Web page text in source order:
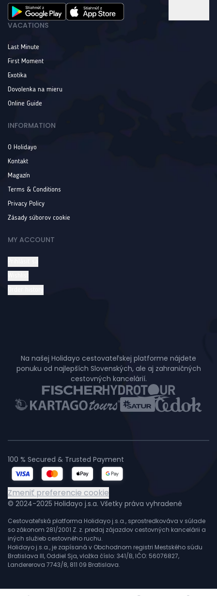
VACATIONS
Last Minute
First Moment
Exotika
Dovolenka na mieru
Online Guide
INFORMATION
O Holidayo
Kontakt
Magazín
Terms & Conditions
Privacy Policy
Zásady súborov cookie
MY ACCOUNT
Na našej Holidayo cestovateľskej platforme nájdete
ponuku od najlepších Slovenských, ale aj zahraničných
cestovných kancelárií.
© 2024-2025 Holidayo j.s.a. Všetky práva vyhradené
Cestovateľská platforma Holidayo j.s.a., sprostredkováva v súlade
so zákonom 281/2001 Z. z. predaj zájazdov cestovných kancelárii a
iných služieb cestovného ruchu.
Holidayo j.s.a., je zapísaná v Obchodnom registri Mestského súdu
Bratislava III, Oddiel Sja, vložka číslo: 341/B, IČO: 56076827,
Landererova 7743/8, 811 09 Bratislava.
100 % Secured & Trusted Payment
Zmeniť preferencie cookie